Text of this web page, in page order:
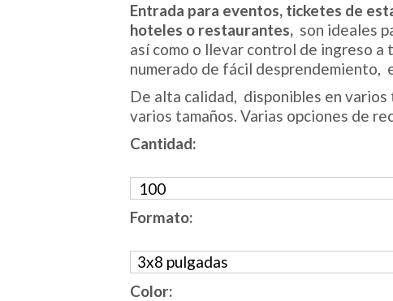
Entrada para eventos, ticketes de
hoteles o restaurantes, son ideales
así como o llevar control de ingreso
numerado de fácil desprendemiento,
De alta calidad, disponibles en
varios tamaños. Varias opciones de
Cantidad:
Formato:
Color: